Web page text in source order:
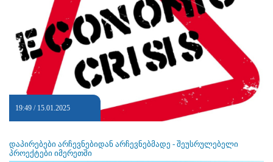
19:49 / 15.01.2025
დაპირებები არჩევნებიდან არჩევნებმადე - შეუსრულებელი
პროექტები იმერეთში